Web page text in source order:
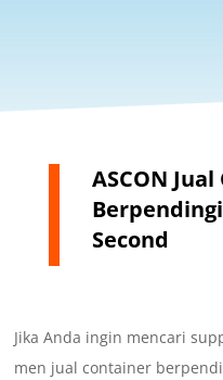
ASCON
Second
Jika Anda ingin mencari
men jual container